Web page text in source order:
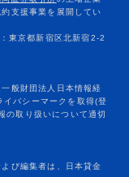
び編集者は、日本貸金